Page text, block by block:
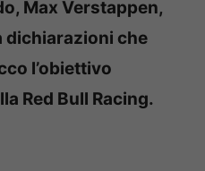
Max Verstappen,
dichiarazioni che
l’obiettivo
Red Bull Racing.